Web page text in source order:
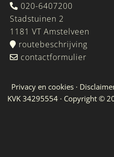
020-6407200
Stadstuinen 2
1181 VT Amstelveen
routebeschrijving
contactformulier
Privacy en cookies·
KVK 34295554 · Copyright ©